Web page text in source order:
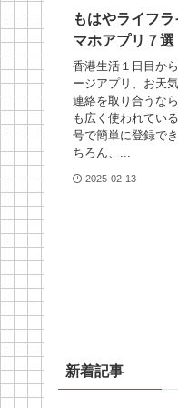
もはやライフ
マホアプリ７選
香港生活１日目か
ージアプリ、お天
連絡を取り合うな
も広く使われてい
号で簡単に登録で
ちろん、...
2025-02-13
新着記事